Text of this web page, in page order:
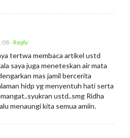
- Reply
tertwa membaca artikel ustd
saya juga meneteskan air mata
mas jamil bercerita
hidp yg menyentuh hati serta
ustd..smg Ridha
menaungi kita semua amiin.